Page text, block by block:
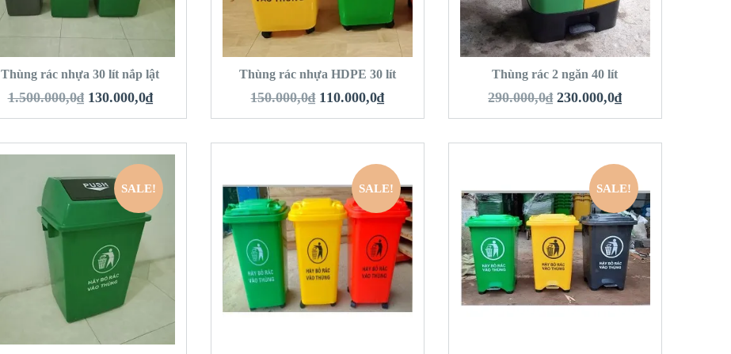
VIEW DETAILS
THÊM VÀO GIỎ HÀNG
Thùng rác nhựa 30 lít nắp lật
1.500.000,0₫ 130.000,0₫
VIEW DETAILS
THÊM VÀO GIỎ HÀNG
Thùng rác nhựa HDPE 30 lít
150.000,0₫ 110.000,0₫
VIEW DETAILS
THÊM VÀO GIỎ HÀNG
Thùng rác 2 ngăn 40 lít
290.000,0₫ 230.000,0₫
SALE!
QUICK LOOK
VIEW DETAILS
THÊM VÀO GIỎ HÀNG
SALE!
QUICK LOOK
VIEW DETAILS
SALE!
QUICK LOOK
VIEW DETAILS